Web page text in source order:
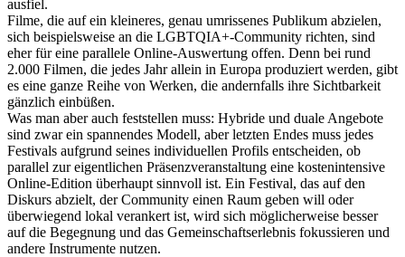
ausfiel.
Filme, die auf ein kleineres, genau umrissenes Publikum abzielen,
sich beispielsweise an die LGBTQIA+-Community richten, sind
eher für eine parallele Online-Auswertung offen. Denn bei rund
2.000 Filmen, die jedes Jahr allein in Europa produziert werden, gibt
es eine ganze Reihe von Werken, die andernfalls ihre Sichtbarkeit
gänzlich einbüßen.
Was man aber auch feststellen muss: Hybride und duale Angebote
sind zwar ein spannendes Modell, aber letzten Endes muss jedes
Festivals aufgrund seines individuellen Profils entscheiden, ob
parallel zur eigentlichen Präsenzveranstaltung eine kostenintensive
Online-Edition überhaupt sinnvoll ist. Ein Festival, das auf den
Diskurs abzielt, der Community einen Raum geben will oder
überwiegend lokal verankert ist, wird sich möglicherweise besser
auf die Begegnung und das Gemeinschaftserlebnis fokussieren und
andere Instrumente nutzen.